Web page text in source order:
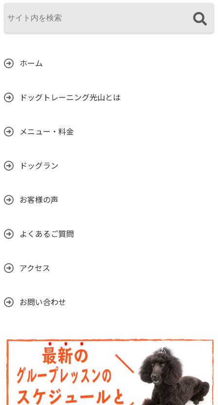
ホーム
ドッグトレーニング光山とは
メニュー・料金
ドッグラン
お客様の声
よくあるご質問
アクセス
お問い合わせ